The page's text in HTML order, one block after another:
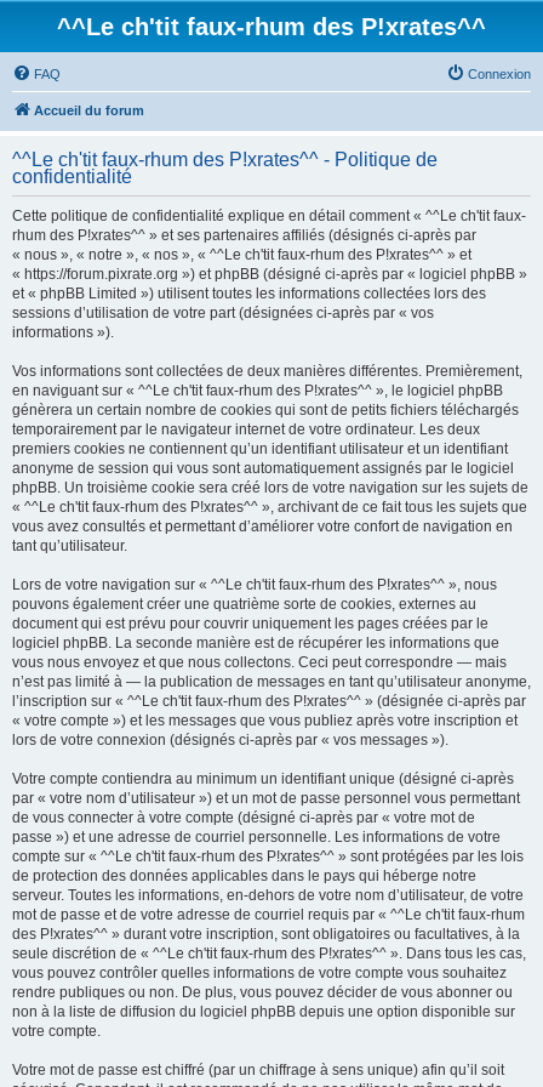
^^Le ch'tit faux-rhum des P!xrates^^
FAQ Connexion
Accueil du forum
^^Le ch'tit faux-rhum des P!xrates^^ - Politique de
confidentialité
Cette politique de confidentialité explique en détail comment « ^^Le ch'tit faux-
rhum des P!xrates^^ » et ses partenaires affiliés (désignés ci-après par
« nous », « notre », « nos », « ^^Le ch'tit faux-rhum des P!xrates^^ » et
« https://forum.pixrate.org ») et phpBB (désigné ci-après par « logiciel phpBB »
et « phpBB Limited ») utilisent toutes les informations collectées lors des
sessions d’utilisation de votre part (désignées ci-après par « vos
informations »).
Vos informations sont collectées de deux manières différentes. Premièrement,
en naviguant sur « ^^Le ch'tit faux-rhum des P!xrates^^ », le logiciel phpBB
génèrera un certain nombre de cookies qui sont de petits fichiers téléchargés
temporairement par le navigateur internet de votre ordinateur. Les deux
premiers cookies ne contiennent qu’un identifiant utilisateur et un identifiant
anonyme de session qui vous sont automatiquement assignés par le logiciel
phpBB. Un troisième cookie sera créé lors de votre navigation sur les sujets de
« ^^Le ch'tit faux-rhum des P!xrates^^ », archivant de ce fait tous les sujets que
vous avez consultés et permettant d’améliorer votre confort de navigation en
tant qu’utilisateur.
Lors de votre navigation sur « ^^Le ch'tit faux-rhum des P!xrates^^ », nous
pouvons également créer une quatrième sorte de cookies, externes au
document qui est prévu pour couvrir uniquement les pages créées par le
logiciel phpBB. La seconde manière est de récupérer les informations que
vous nous envoyez et que nous collectons. Ceci peut correspondre — mais
n’est pas limité à — la publication de messages en tant qu’utilisateur anonyme,
l’inscription sur « ^^Le ch'tit faux-rhum des P!xrates^^ » (désignée ci-après par
« votre compte ») et les messages que vous publiez après votre inscription et
lors de votre connexion (désignés ci-après par « vos messages »).
Votre compte contiendra au minimum un identifiant unique (désigné ci-après
par « votre nom d’utilisateur ») et un mot de passe personnel vous permettant
de vous connecter à votre compte (désigné ci-après par « votre mot de
passe ») et une adresse de courriel personnelle. Les informations de votre
compte sur « ^^Le ch'tit faux-rhum des P!xrates^^ » sont protégées par les lois
de protection des données applicables dans le pays qui héberge notre
serveur. Toutes les informations, en-dehors de votre nom d’utilisateur, de votre
mot de passe et de votre adresse de courriel requis par « ^^Le ch'tit faux-rhum
des P!xrates^^ » durant votre inscription, sont obligatoires ou facultatives, à la
seule discrétion de « ^^Le ch'tit faux-rhum des P!xrates^^ ». Dans tous les cas,
vous pouvez contrôler quelles informations de votre compte vous souhaitez
rendre publiques ou non. De plus, vous pouvez décider de vous abonner ou
non à la liste de diffusion du logiciel phpBB depuis une option disponible sur
votre compte.
Votre mot de passe est chiffré (par un chiffrage à sens unique) afin qu’il soit